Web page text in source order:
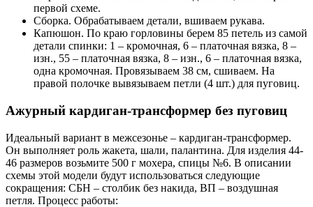
первой схеме.
Сборка. Обрабатываем детали, вшиваем рукава.
Капюшон. По краю горловины берем 85 петель из самой
детали спинки: 1 – кромочная, 6 – платочная вязка, 8 –
изн., 55 – платочная вязка, 8 – изн., 6 – платочная вязка,
одна кромочная. Провязываем 38 см, сшиваем. На
правой полочке вывязываем петли (4 шт.) для пуговиц.
Ажурный кардиган-трансформер без пуговиц
Идеальный вариант в межсезонье – кардиган-трансформер.
Он выполняет роль жакета, шали, палантина. Для изделия 44-
46 размеров возьмите 500 г мохера, спицы №6. В описании
схемы этой модели будут использоваться следующие
сокращения: СБН – столбик без накида, ВП – воздушная
петля. Процесс работы: